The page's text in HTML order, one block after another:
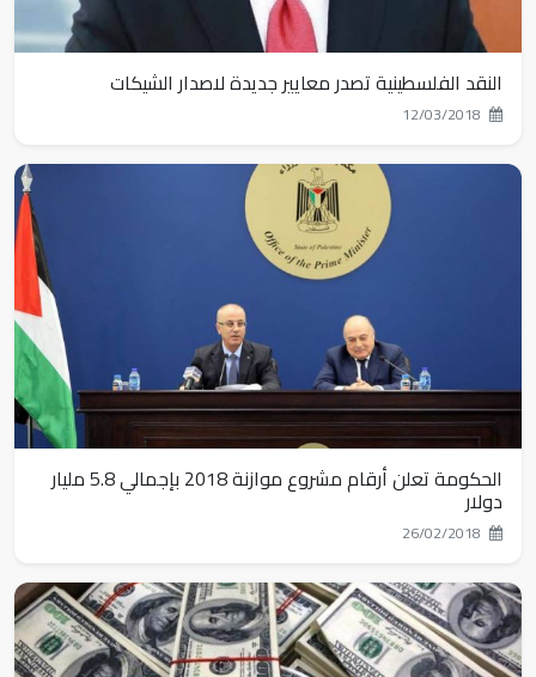
ارتفاع ترخيص المصانع بنسبة 6%
انخفاض عدد التجار الجدد بنسبة 14.5% في العام 2023
فعالية تسليم منح عينية للنساء والشباب المستفيدين من مشروع "الاصرار
جانب من زيارة صندوق النفقة الفلسطيني لملتقى رجال الأعمال في نابلس
صباح اليوم ...
انتاج فلسطين من الزيت آخر 10 سنوات
استكمالاً لسلسلة اللقاءات الخاصة بموضوع "السلم الأهلي" قامت هيئة
التوجيه السياسي بعقد لقاء ...
النقد الفلسطينية تصدر معايير جديدة لاصدار الشيكات
الحكومة تعلن أرقام مشروع موازنة 2018 بإجمالي 5.8 مليار
دولار